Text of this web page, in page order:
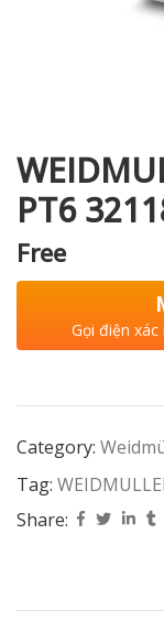
PT6
Free
Gọi điện
Category:
Tag:
Share: